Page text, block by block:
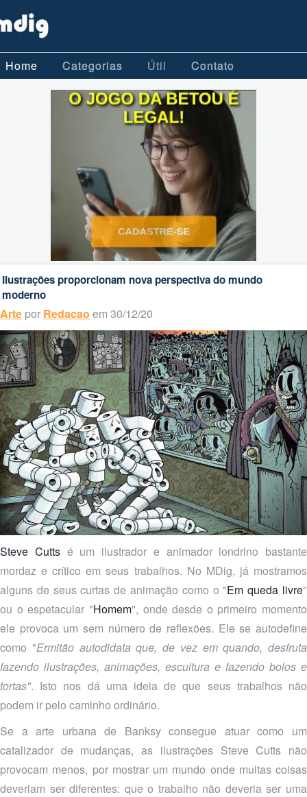
Home Categorias Útil Contato
Ilustrações proporcionam nova perspectiva do mundo
moderno
Arte por Redacao em 30/12/20
Steve Cuttsé um ilustrador e animador londrino bastante
mordaz e crítico em seus trabalhos. No MDig, já mostramos
alguns de seus curtas de animação como o "Em queda livre"
ou o espetacular "Homem", onde desde o primeiro momento
ele provoca um sem número de reflexões. Ele se autodefine
como "Ermitão autodidata que, de vez em quando, desfruta
fazendo ilustrações, animações, escultura e fazendo bolos e
tortas". Isto nos dá uma ideia de que seus trabalhos não
podem ir pelo caminho ordinário.
Se a arte urbana de Banksy consegue atuar como um
catalizador de mudanças, as ilustrações Steve Cutts não
provocam menos, por mostrar um mundo onde muitas coisas
deveriam ser diferentes: que o trabalho não deveria ser uma